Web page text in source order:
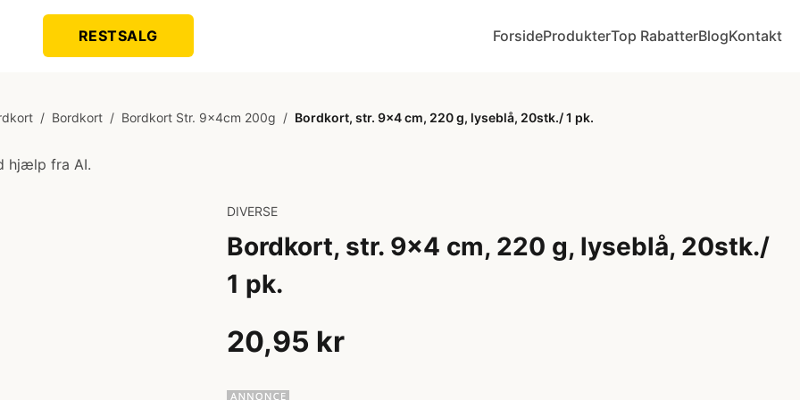
RESTSALG ForsideProdukterTop RabatterBlogKontakt
/ Bordkort / Bordkort Str. 9x4cm 200g / Bordkort, str. 9x4 cm, 220 g, lyseblå, 20stk./ 1 pk.
hjælp fra AI.
DIVERSE
Bordkort, str. 9x4 cm, 220 g, lyseblå, 20stk./
1 pk.
20,95 kr